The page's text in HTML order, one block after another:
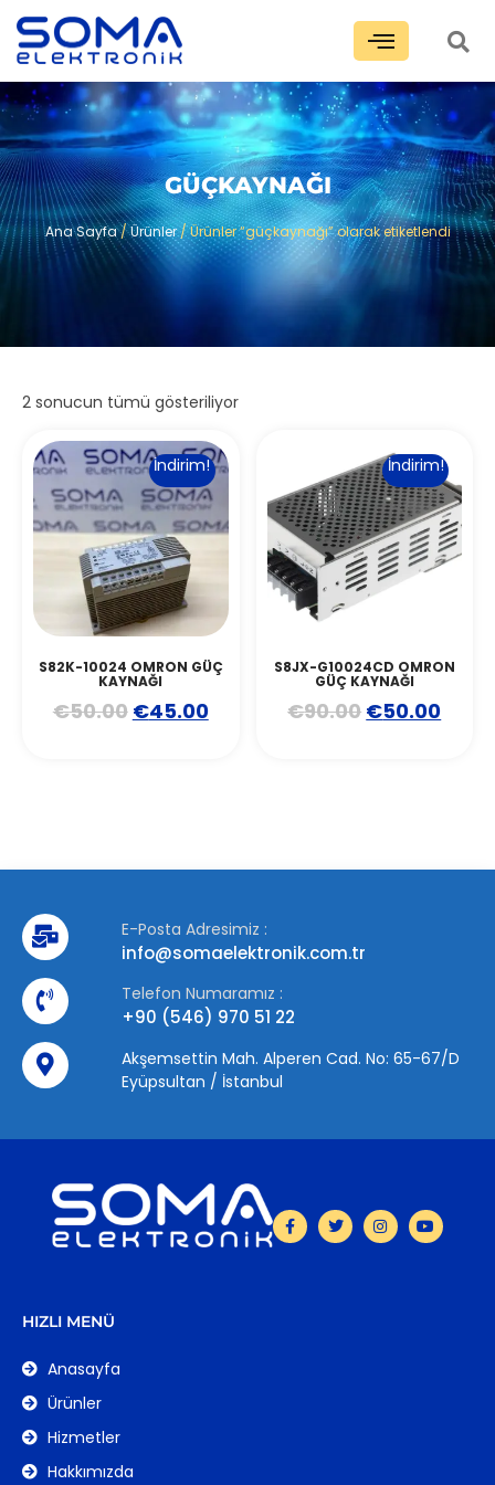
GÜÇKAYNAĞI
Ana Sayfa/Ürünler/ Ürünler “güçkaynağı” olarak etiketlendi
2 sonucun tümü gösteriliyor
İndirim!
S82K-10024 OMRON GÜÇ
KAYNAĞI
€50.00 €45.00
İndirim!
S8JX-G10024CD OMRON
GÜÇ KAYNAĞI
€90.00 €50.00
E-Posta Adresimiz :
info@somaelektronik.com.tr
Telefon Numaramız :
+90 (546) 970 51 22
Akşemsettin Mah. Alperen Cad. No: 65-67/D
Eyüpsultan / İstanbul
HIZLI MENÜ
Anasayfa
Ürünler
Hizmetler
Hakkımızda